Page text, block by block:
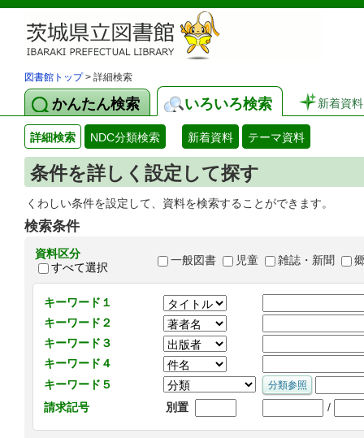
図書館トップ> 詳細検索
かんたん検索 いろいろ検索 新着資料
詳細検索 NDC分類検索 新着資料 テーマ資料
条件を詳しく設定して探す
くわしい条件を設定して、資料を検索することができます。
検索条件
資料区分
すべて選択
一般図書 児童 雑誌・新聞
キーワード１
キーワード２
キーワード３
キーワード４
キーワード５
請求記号
別置 /